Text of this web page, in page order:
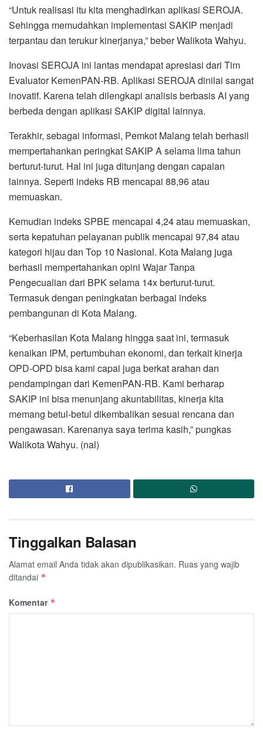
“Untuk realisasi itu kita menghadirkan aplikasi SEROJA.
Sehingga memudahkan implementasi SAKIP menjadi
terpantau dan terukur kinerjanya,” beber Walikota Wahyu.
Inovasi SEROJA ini lantas mendapat apresiasi dari Tim
Evaluator KemenPAN-RB. Aplikasi SEROJA dinilai sangat
inovatif. Karena telah dilengkapi analisis berbasis AI yang
berbeda dengan aplikasi SAKIP digital lainnya.
Terakhir, sebagai informasi, Pemkot Malang telah berhasil
mempertahankan peringkat SAKIP A selama lima tahun
berturut-turut. Hal ini juga ditunjang dengan capaian
lainnya. Seperti indeks RB mencapai 88,96 atau
memuaskan.
Kemudian indeks SPBE mencapai 4,24 atau memuaskan,
serta kepatuhan pelayanan publik mencapai 97,84 atau
kategori hijau dan Top 10 Nasional. Kota Malang juga
berhasil mempertahankan opini Wajar Tanpa
Pengecualian dari BPK selama 14x berturut-turut.
Termasuk dengan peningkatan berbagai indeks
pembangunan di Kota Malang.
“Keberhasilan Kota Malang hingga saat ini, termasuk
kenaikan IPM, pertumbuhan ekonomi, dan terkait kinerja
OPD-OPD bisa kami capai juga berkat arahan dan
pendampingan dari KemenPAN-RB. Kami berharap
SAKIP ini bisa menunjang akuntabilitas, kinerja kita
memang betul-betul dikembalikan sesuai rencana dan
pengawasan. Karenanya saya terima kasih,” pungkas
Walikota Wahyu. (nal)
Tinggalkan Balasan
Alamat email Anda tidak akan dipublikasikan. Ruas yang wajib
ditandai *
Komentar *